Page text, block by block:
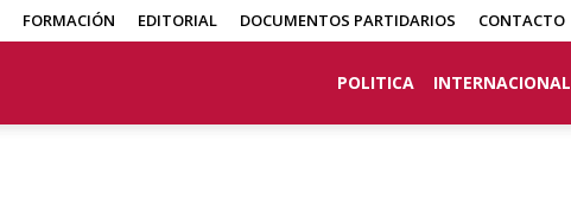
FORMACIÓN EDITORIAL DOCUMENTOS PARTIDARIOS CONTACTO
POLITICA INTERNACIONAL